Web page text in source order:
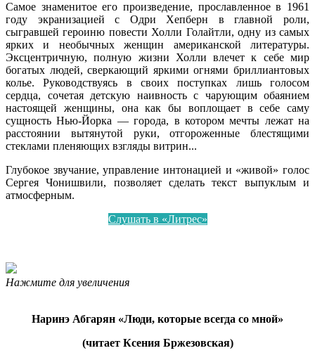
Самое знаменитое его произведение, прославленное в 1961
году экранизацией с Одри Хепберн в главной роли,
сыгравшей героиню повести Холли Голайтли, одну из самых
ярких и необычных женщин американской литературы.
Эксцентричную, полную жизни Холли влечет к себе мир
богатых людей, сверкающий яркими огнями бриллиантовых
колье. Руководствуясь в своих поступках лишь голосом
сердца, сочетая детскую наивность с чарующим обаянием
настоящей женщины, она как бы воплощает в себе саму
сущность Нью-Йорка — города, в котором мечты лежат на
расстоянии вытянутой руки, отгороженные блестящими
стеклами пленяющих взгляды витрин...
Глубокое звучание, управление интонацией и «живой» голос
Сергея Чонишвили, позволяет сделать текст выпуклым и
атмосферным.
Слушать в «Литрес»
Нажмите для увеличения
Наринэ Абгарян «Люди, которые всегда со мной»
(читает Ксения Бржезовская)